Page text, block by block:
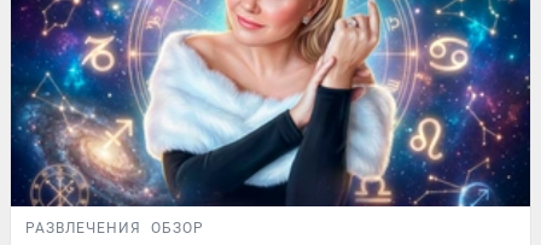
РАЗВЛЕЧЕНИЯ ОБЗОР